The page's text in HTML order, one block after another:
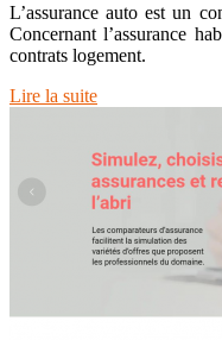
L’assurance auto est un
Concernant l’assurance
contrats logement.
Lire la suite